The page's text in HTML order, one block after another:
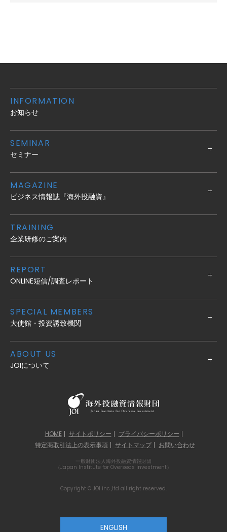
INFORMATION
お知らせ
SEMINAR
セミナー
MAGAZINE
ビジネス情報誌『海外投融資』
TRAINING
企業研修のご案内
REPORT
ONLINE短信/調査レポート
SPECIAL MEMBERS
大使館・投資誘致機関
ABOUT US
JOIについて
HOME サイトポリシー
プライバシーポリシー
特定商取引法上の表示事項
サイトマップ お問い合わせ
一般財団法人海外投融資情報財団
（Japan Institute for Overseas Investment）
Copyright © JOI inc.,ltd all right reserved.
ENGLISH